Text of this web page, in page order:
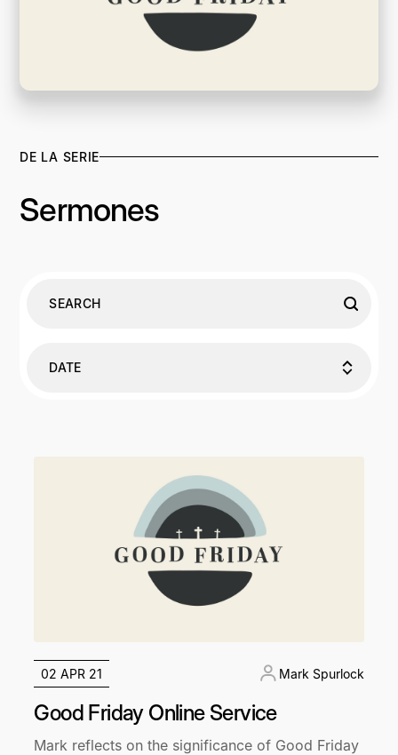
DE LA SERIE
Sermones
DATE
02 APR 21 Mark Spurlock
Good Friday Online Service
Mark reflects on the significance of Good Friday